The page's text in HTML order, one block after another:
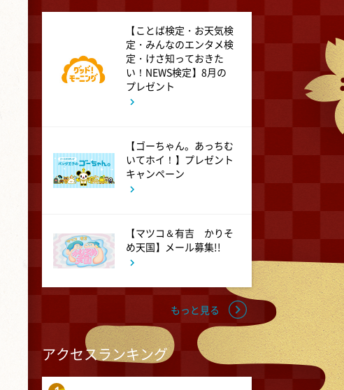
ダイアン津田ドラマ初主演作
品 脚本:上田誠
深夜 1:30
ワールドプロレスリング
2:00
「きみを愛する気はない」と言
った次期公爵様がなぜか溺愛し
てきます #6
深夜 2:30
花織さんは転生しても喧嘩がし
たい【ANiMAZiNG!!!】 #5
上田ちゃんネル 楽屋トークを
覗き見!芸人たちの座持ちがい
い話
【ことば検定・お天気検
定・みんなのエンタメ検
定・けさ知っておきた
い！NEWS検定】8月の
プレゼント
【ゴーちゃん。あっちむ
いてホイ！】プレゼント
キャンペーン
【マツコ＆有吉 かりそ
め天国】メール募集!!
もっと見る
アクセスランキング